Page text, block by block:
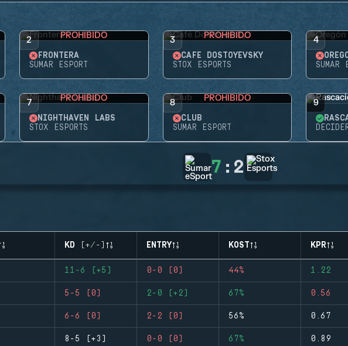
2 PROHIBIDO
FRONTERA
SUMAR ESPORT
3 PROHIBIDO
CAFÉ DOSTOYEVSKY
STOX ESPORTS
4
SUMAR
7 PROHIBIDO
NIGHTHAVEN LABS
STOX ESPORTS
8 PROHIBIDO
CLUB
SUMAR ESPORT
9
7 : 2
KD (+/-) ENTRY KOST KPR
11-6 (+5) 0-0 (0) 44% 1.22
5-5 (0) 2-0 (+2) 67% 0.56
6-6 (0) 2-2 (0) 56% 0.67
8-5 (+3) 0-0 (0) 67% 0.89